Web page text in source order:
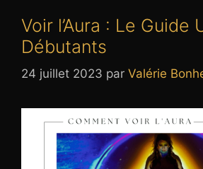
Voir l’Aura : Le Guide
Débutants
24 juillet 2023 par Valérie